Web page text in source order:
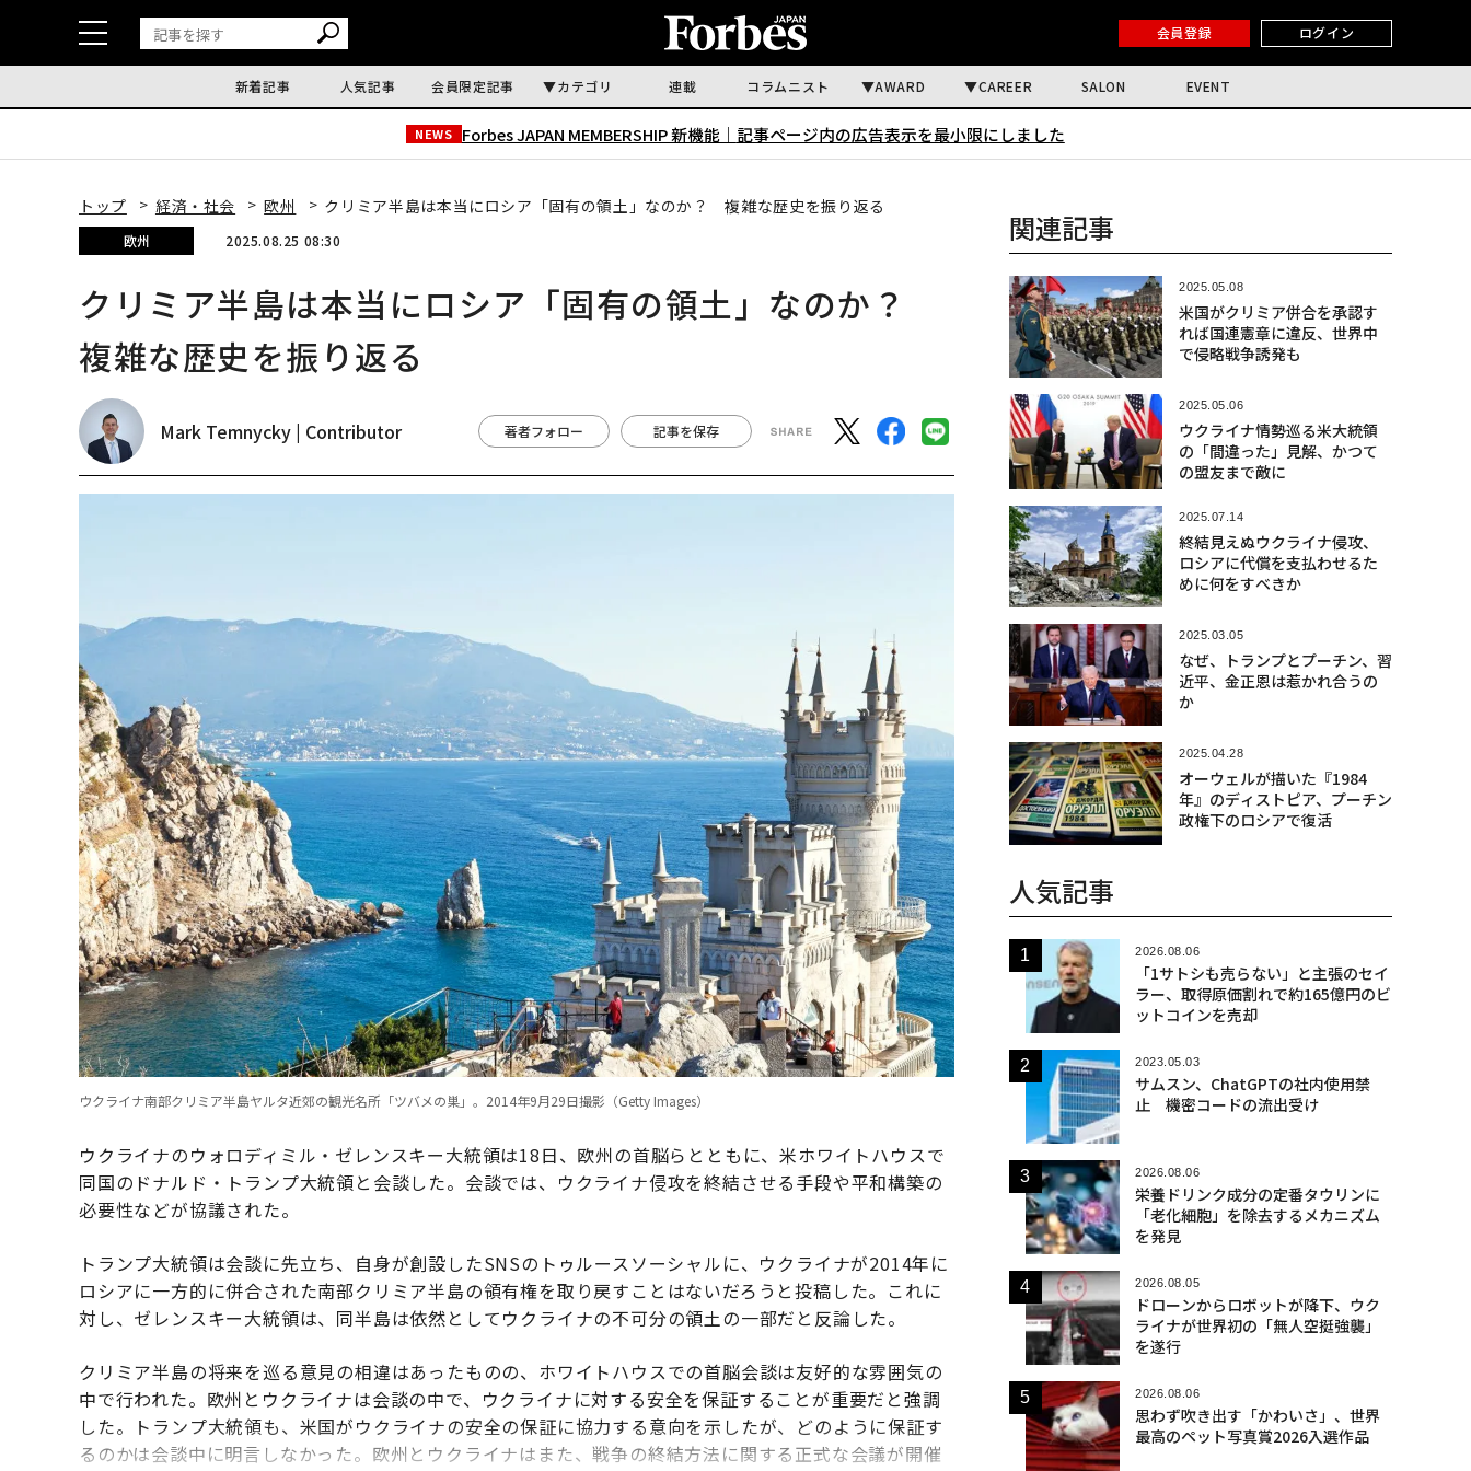
会員登録 ログイン
新着記事 人気記事 会員限定記事 カテゴリ 連載 コラムニスト AWARD CAREER SALON EVENT
NEWS Forbes JAPAN MEMBERSHIP 新機能｜ 記事ページ内の広告表示を最小限にしました
トップ 経済・社会 欧州 クリミア半島は本当にロシア「固有の領土」なのか？ 複雑な歴史を振り返る
欧州 2025.08.25 08:30
クリミア半島は本当にロシア「固有の領土」なのか？
複雑な歴史を振り返る
Mark Temnycky | Contributor 著者フォロー 記事を保存
ウクライナ南部クリミア半島ヤルタ近郊の観光名所「ツバメの巣」。2014年9月29日撮影（Getty Images）
ウクライナのウォロディミル・ゼレンスキー大統領は18日、欧州の首脳らとともに、米ホワイトハウスで
同国のドナルド・トランプ大統領と会談した。会談では、ウクライナ侵攻を終結させる手段や平和構築の
必要性などが協議された。
トランプ大統領は会談に先立ち、自身が創設したSNSのトゥルースソーシャルに、ウクライナが2014年に
ロシアに一方的に併合された南部クリミア半島の領有権を取り戻すことはないだろうと投稿した。これに
対し、ゼレンスキー大統領は、同半島は依然としてウクライナの不可分の領土の一部だと反論した。
クリミア半島の将来を巡る意見の相違はあったものの、ホワイトハウスでの首脳会談は友好的な雰囲気の
中で行われた。欧州とウクライナは会談の中で、ウクライナに対する安全を保証することが重要だと強調
した。トランプ大統領も、米国がウクライナの安全の保証に協力する意向を示したが、どのように保証す
るのかは会談中に明言しなかった。欧州とウクライナはまた、戦争の終結方法に関する正式な会議が開催
関連記事
2025.05.08
米国がクリミア併合を承認す
れば国連憲章に違反、世界中
で侵略戦争誘発も
2025.05.06
ウクライナ情勢巡る米大統領
の「間違った」見解、かつて
の盟友まで敵に
2025.07.14
終結見えぬウクライナ侵攻、
ロシアに代償を支払わせるた
めに何をすべきか
2025.03.05
なぜ、トランプとプーチン、習
近平、金正恩は惹かれ合うの
か
2025.04.28
オーウェルが描いた『1984
年』のディストピア、プーチン
政権下のロシアで復活
人気記事
2026.08.06
「1サトシも売らない」と主張のセイ
ラー、取得原価割れで約165億円のビ
ットコインを売却
2023.05.03
サムスン、ChatGPTの社内使用禁
止 機密コードの流出受け
2026.08.06
栄養ドリンク成分の定番タウリンに
「老化細胞」を除去するメカニズム
を発見
2026.08.05
ドローンからロボットが降下、ウク
ライナが世界初の「無人空挺強襲」
を遂行
2026.08.06
思わず吹き出す「かわいさ」、世界
最高のペット写真賞2026入選作品